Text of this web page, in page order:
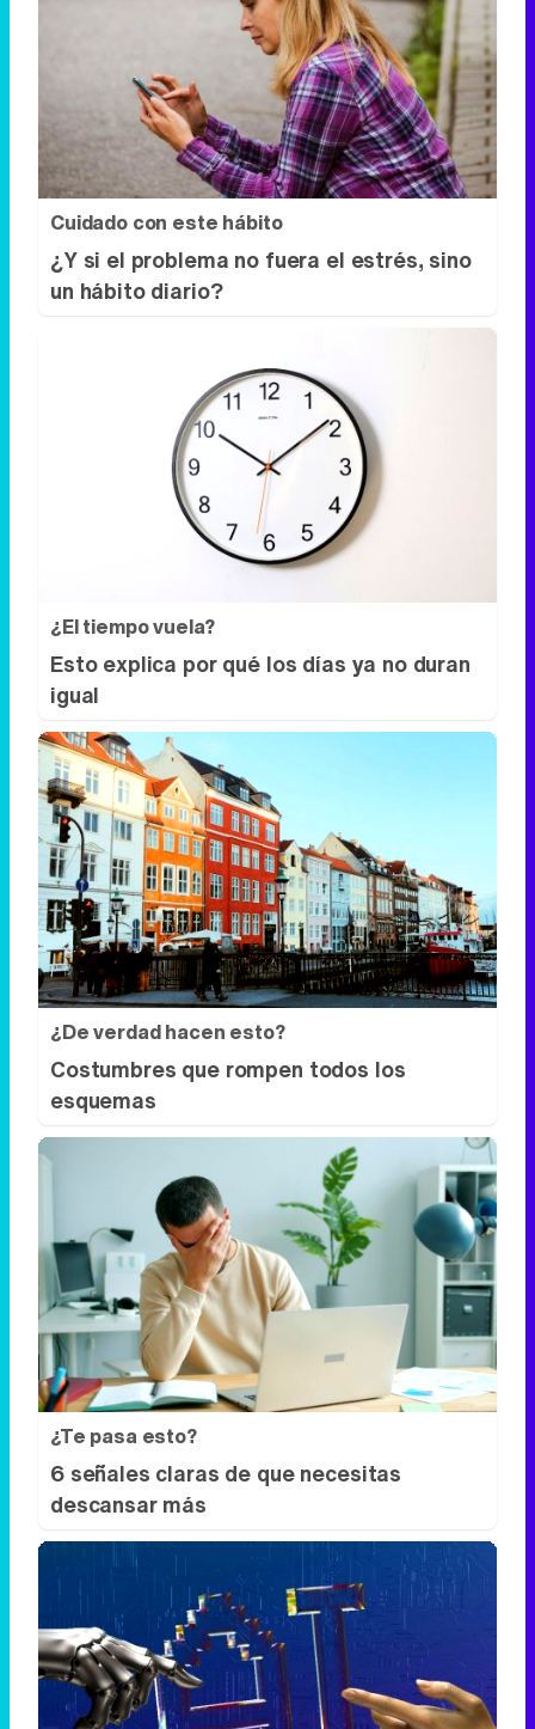
Cuidado con este hábito
¿Y si el problema no fuera el estrés, sino
un hábito diario?
¿El tiempo vuela?
Esto explica por qué los días ya no duran
igual
¿De verdad hacen esto?
Costumbres que rompen todos los
esquemas
¿Te pasa esto?
6 señales claras de que necesitas
descansar más